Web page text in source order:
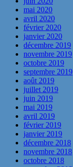
mai 2020
avril 2020
février 2020
janvier 2020
décembre 2019
novembre 2019
octobre 2019
septembre 2019
août 2019
juillet 2019
juin 2019
mai 2019
avril 2019
février 2019
janvier 2019
décembre 2018
novembre 2018
octobre 2018